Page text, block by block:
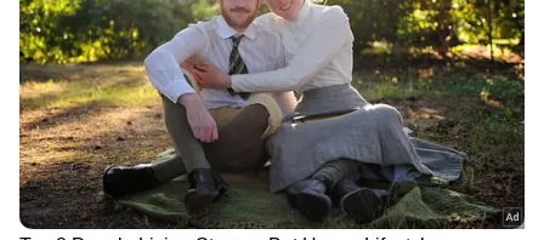
തത്സമയ അപ്‌ഡേറ്റുകളും ആഴത്തിലുള്ള
വിശകലനവും സമഗ്രമായ റിപ്പോർട്ടിംഗും —
എല്ലാം ഒരൊറ്റ സ്ഥലത്ത്. ഏത് സമയത്തും,
എവിടെയും വിശ്വസനീയമായ വാർത്തകൾ
ലഭിക്കാൻAsianet News Malayalam